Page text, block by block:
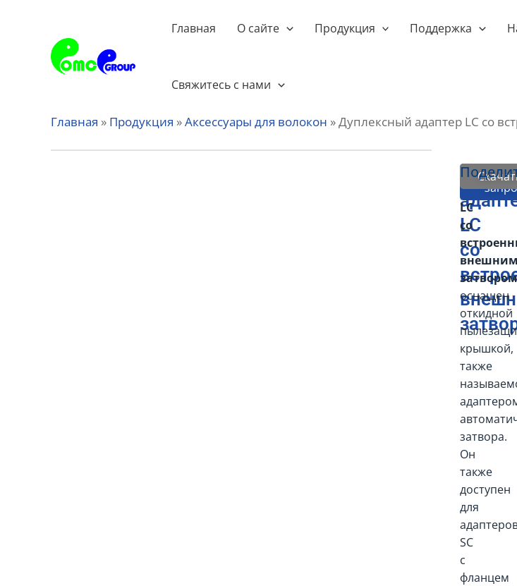
содержанию
Главная О сайте Продукция Поддержка
Свяжитесь с нами
Главная » Продукция »Аксессуары для волокон »Дуплексный адаптер LC со
LC
со
адаптер
LC
со
внешним
затвором
оснащен
откидной
крышкой,
также
затвора.
Он
также
доступен
для
SC
с
фланцем